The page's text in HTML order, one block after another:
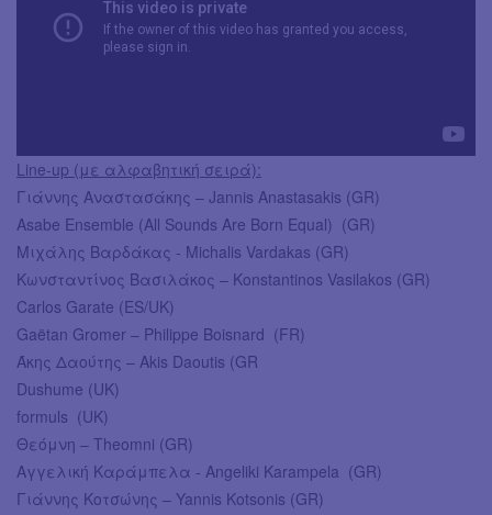
Line-up (με αλφαβητική σειρά):
Γιάννης Αναστασάκης – Jannis Anastasakis (GR)
Asabe Ensemble (Αll Sounds Are Born Equal) (GR)
Μιχάλης Βαρδάκας - Michalis Vardakas (GR)
Κωνσταντίνος Βασιλάκος – Konstantinos Vasilakos (GR)
Carlos Garate (ES/UK)
Gaëtan Gromer – Philippe Boisnard (FR)
Άκης Δαούτης – Akis Daoutis (GR
Dushume (UK)
formuls (UK)
Θεόμνη – Theomni (GR)
Αγγελική Καράμπελα - Angeliki Karampela (GR)
Γιάννης Κοτσώνης – Yannis Kotsonis (GR)